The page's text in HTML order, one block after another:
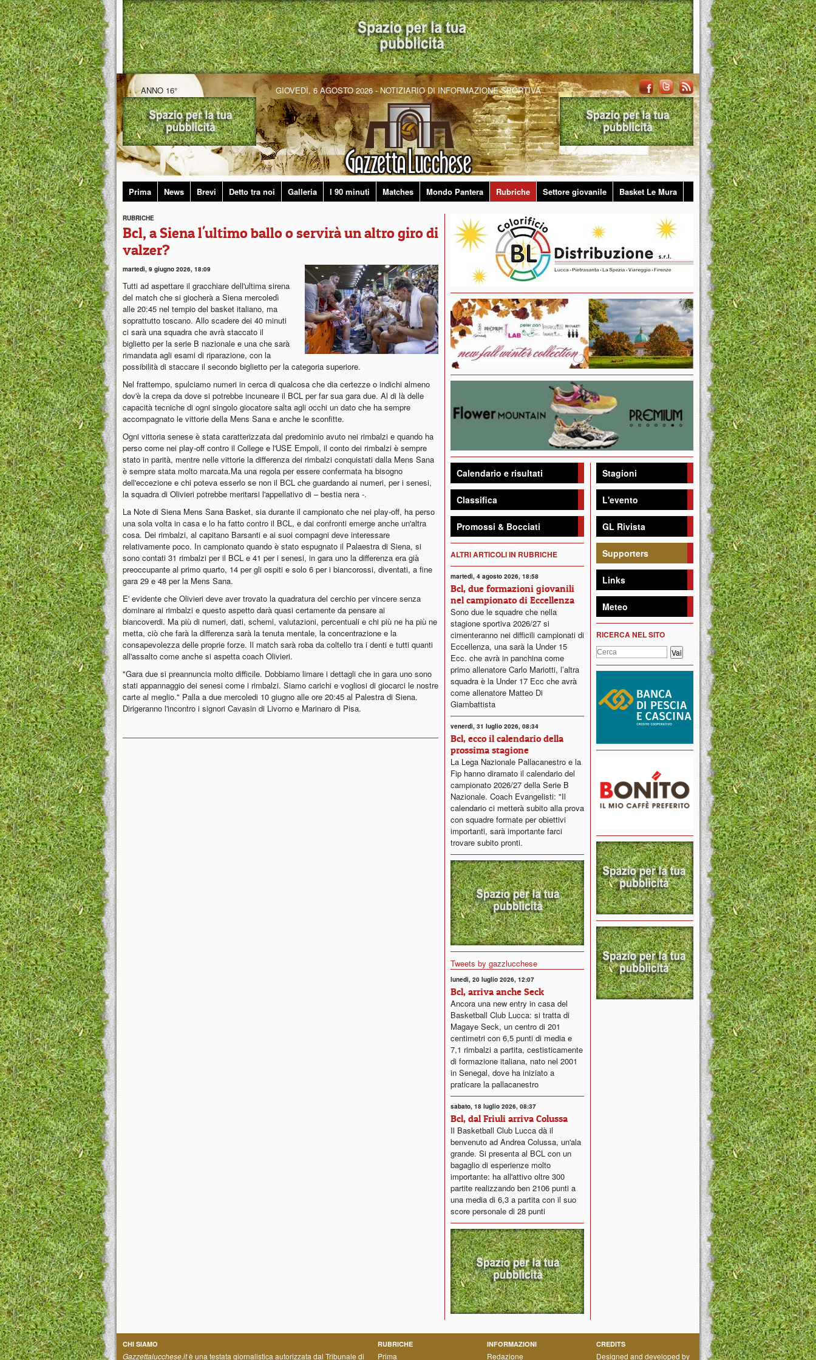
ANNO 16° GIOVEDÌ, 6 AGOSTO 2026 - NOTIZIARIO DI INFORMAZIONE SPORTIVA
Prima News Brevi Detto tra noi Galleria I 90 minuti Matches Mondo Pantera Rubriche Settore giovanile Basket Le Mura
RUBRICHE
Bcl, a Siena l'ultimo ballo o servirà un altro giro di
valzer?
martedì, 9 giugno 2026, 18:09
Tutti ad aspettare il gracchiare dell'ultima sirena
del match che si giocherà a Siena mercoledì
alle 20:45 nel tempio del basket italiano, ma
soprattutto toscano. Allo scadere dei 40 minuti
ci sarà una squadra che avrà staccato il
biglietto per la serie B nazionale e una che sarà
rimandata agli esami di riparazione, con la
possibilità di staccare il secondo biglietto per la categoria superiore.
Nel frattempo, spulciamo numeri in cerca di qualcosa che dia certezze o indichi almeno
dov'è la crepa da dove si potrebbe incuneare il BCL per far sua gara due. Al di là delle
capacità tecniche di ogni singolo giocatore salta agli occhi un dato che ha sempre
accompagnato le vittorie della Mens Sana e anche le sconfitte.
Ogni vittoria senese è stata caratterizzata dal predominio avuto nei rimbalzi e quando ha
perso come nei play-off contro il College e l'USE Empoli, il conto dei rimbalzi è sempre
stato in parità, mentre nelle vittorie la differenza dei rimbalzi conquistati dalla Mens Sana
è sempre stata molto marcata.Ma una regola per essere confermata ha bisogno
dell'eccezione e chi poteva esserlo se non il BCL che guardando ai numeri, per i senesi,
la squadra di Olivieri potrebbe meritarsi l'appellativo di – bestia nera -.
La Note di Siena Mens Sana Basket, sia durante il campionato che nei play-off, ha perso
una sola volta in casa e lo ha fatto contro il BCL, e dai confronti emerge anche un'altra
cosa. Dei rimbalzi, al capitano Barsanti e ai suoi compagni deve interessare
relativamente poco. In campionato quando è stato espugnato il Palaestra di Siena, si
sono contati 31 rimbalzi per il BCL e 41 per i senesi, in gara uno la differenza era già
preoccupante al primo quarto, 14 per gli ospiti e solo 6 per i biancorossi, diventati, a fine
gara 29 e 48 per la Mens Sana.
E' evidente che Olivieri deve aver trovato la quadratura del cerchio per vincere senza
dominare ai rimbalzi e questo aspetto darà quasi certamente da pensare ai
biancoverdi. Ma più di numeri, dati, schemi, valutazioni, percentuali e chi più ne ha più ne
metta, ciò che farà la differenza sarà la tenuta mentale, la concentrazione e la
consapevolezza delle proprie forze. Il match sarà roba da coltello tra i denti e tutti quanti
all'assalto come anche si aspetta coach Olivieri.
"Gara due si preannuncia molto difficile. Dobbiamo limare i dettagli che in gara uno sono
stati appannaggio dei senesi come i rimbalzi. Siamo carichi e vogliosi di giocarci le nostre
carte al meglio." Palla a due mercoledi 10 giugno alle ore 20:45 al Palestra di Siena.
Dirigeranno l'incontro i signori Cavasin di Livorno e Marinaro di Pisa.
Calendario e risultati
Classifica
Promossi & Bocciati
ALTRI ARTICOLI IN RUBRICHE
martedì, 4 agosto 2026, 18:58
Bcl, due formazioni giovanili
nel campionato di Eccellenza
Sono due le squadre che nella
stagione sportiva 2026/27 si
cimenteranno nei difficili campionati di
Eccellenza, una sarà la Under 15
Ecc. che avrà in panchina come
primo allenatore Carlo Mariotti, l’altra
squadra è la Under 17 Ecc che avrà
come allenatore Matteo Di
Giambattista
venerdì, 31 luglio 2026, 08:34
Bcl, ecco il calendario della
prossima stagione
La Lega Nazionale Pallacanestro e la
Fip hanno diramato il calendario del
campionato 2026/27 della Serie B
Nazionale. Coach Evangelisti: "Il
calendario ci metterà subito alla prova
con squadre formate per obiettivi
importanti, sarà importante farci
trovare subito pronti.
Tweets by gazzlucchese
lunedì, 20 luglio 2026, 12:07
Bcl, arriva anche Seck
Ancora una new entry in casa del
Basketball Club Lucca: si tratta di
Magaye Seck, un centro di 201
centimetri con 6,5 punti di media e
7,1 rimbalzi a partita, cestisticamente
di formazione italiana, nato nel 2001
in Senegal, dove ha iniziato a
praticare la pallacanestro
sabato, 18 luglio 2026, 08:37
Bcl, dal Friuli arriva Colussa
Il Basketball Club Lucca dà il
benvenuto ad Andrea Colussa, un'ala
grande. Si presenta al BCL con un
bagaglio di esperienze molto
importante: ha all'attivo oltre 300
partite realizzando ben 2106 punti a
una media di 6,3 a partita con il suo
score personale di 28 punti
Stagioni
L'evento
GL Rivista
Supporters
Links
Meteo
RICERCA NEL SITO
CHI SIAMO
Gazzettalucchese.itè una testata giornalistica autorizzata dal Tribunale di
RUBRICHE
Prima
INFORMAZIONI
Redazione
CREDITS
Designed and developed by